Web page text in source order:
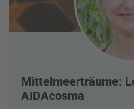
Mittelmeerträume:
AIDAcosma